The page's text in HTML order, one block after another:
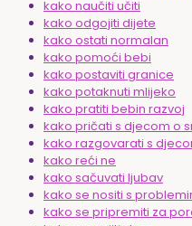
kako naučiti učiti
kako odgojiti dijete
kako ostati normalan
kako pomoći bebi
kako postaviti granice
kako potaknuti mlijeko
kako pratiti bebin razvoj
kako pričati s djecom o
kako razgovarati s
kako reći ne
kako sačuvati ljubav
kako se nositi s
kako se pripremiti za